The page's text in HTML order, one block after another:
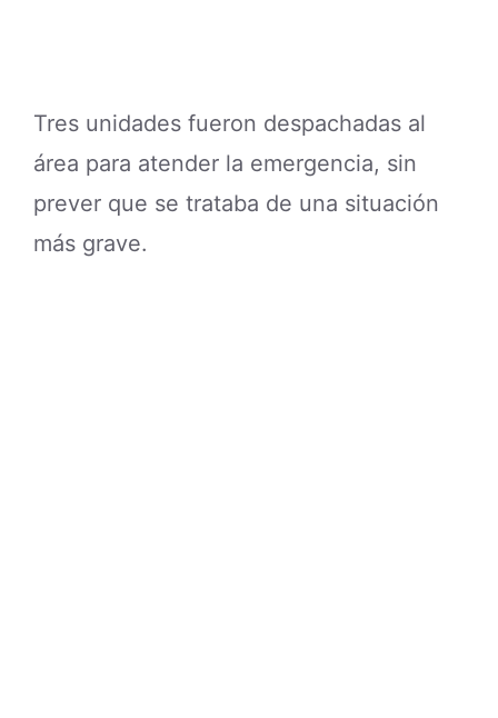
Tres unidades fueron despachadas al
área para atender la emergencia, sin
prever que se trataba de una situación
más grave.